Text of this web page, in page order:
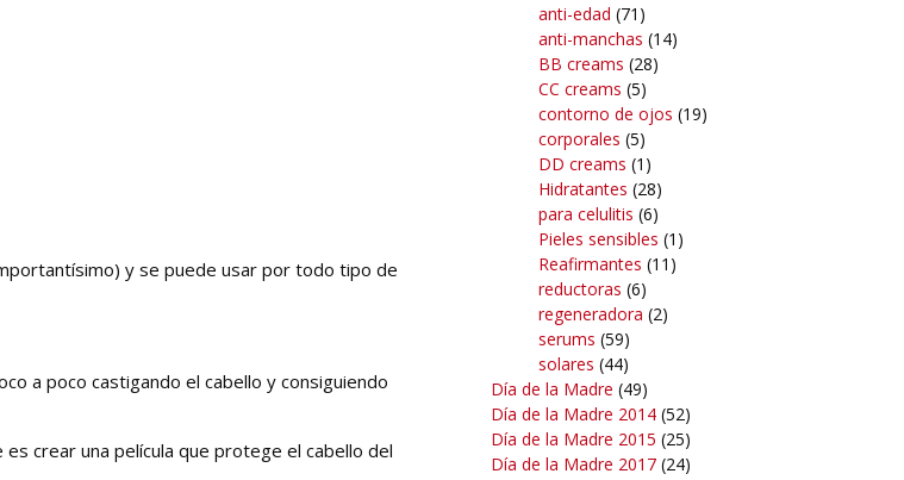
y se puede usar por todo tipo de
a poco castigando el cabello y consiguiendo
crear una película que protege el cabello del
anti-edad (71)
anti-manchas (14)
BB creams (28)
CC creams (5)
contorno de ojos (19)
corporales (5)
DD creams (1)
Hidratantes (28)
para celulitis (6)
Pieles sensibles (1)
Reafirmantes (11)
reductoras (6)
regeneradora (2)
serums (59)
solares (44)
Día de la Madre (49)
Día de la Madre 2014 (52)
Día de la Madre 2015 (25)
Día de la Madre 2017 (24)